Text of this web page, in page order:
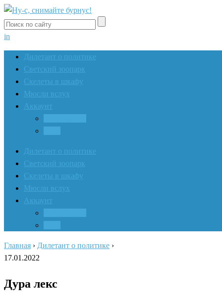
in
Дилетант о политике
Светский зоопарк
Скелеты в шкафу
Мюсли вслух
Аккаунт
Дилетант о политике
Светский зоопарк
Скелеты в шкафу
Мюсли вслух
Аккаунт
Главная › Дилетант о политике ›
17.01.2022
Дура лекс